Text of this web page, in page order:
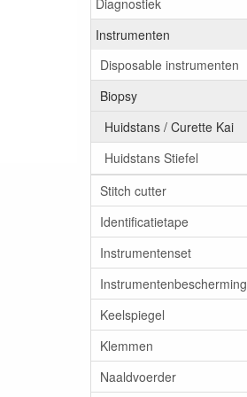
Diagnostiek
Instrumenten
Disposable instrumenten
Biopsy
Huidstans / Curette Kai
Huidstans Stiefel
Stitch cutter
Identificatietape
Instrumentenset
Instrumentenbescherming
Keelspiegel
Klemmen
Naaldvoerder